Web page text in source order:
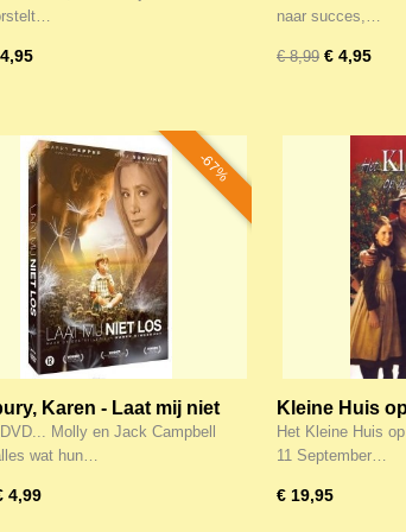
naar succes,…
€ 8,99 € 4,95
-67%
Karen - Laat mij niet
Blueray!
Molly en Jack Campbell
wat hun…
4,99
Kleine Huis
complete 2e
Het Kleine Huis
11 September…
€ 19,95